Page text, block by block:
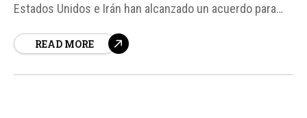
Estados Unidos e Irán han alcanzado un acuerdo para
negociaciones. Según fuentes iraníes, el acuerdo prevé
READ MORE